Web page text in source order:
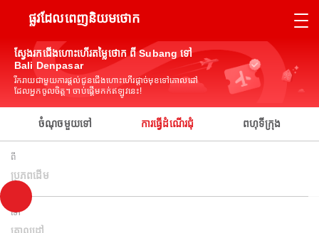
ផ្លូវដែលពេញនិយមថោក
ស្វែងរកជើងហោះហើរតម្លៃថោក ពី Subang ទៅ
Bali Denpasar
រីករាយជាមួយការផ្តល់ជូនជើងហោះហើរផ្តាច់មុខទៅគោលដៅ
ដែលអ្នកចូលចិត្ត។ ចាប់ផ្តើមកក់ឥឡូវនេះ!
ចំណុចមួយទៅ ការធ្វើដំណើរជុំ ពហុទីក្រុង
ពី
ប្រភពដើម
ទៅ